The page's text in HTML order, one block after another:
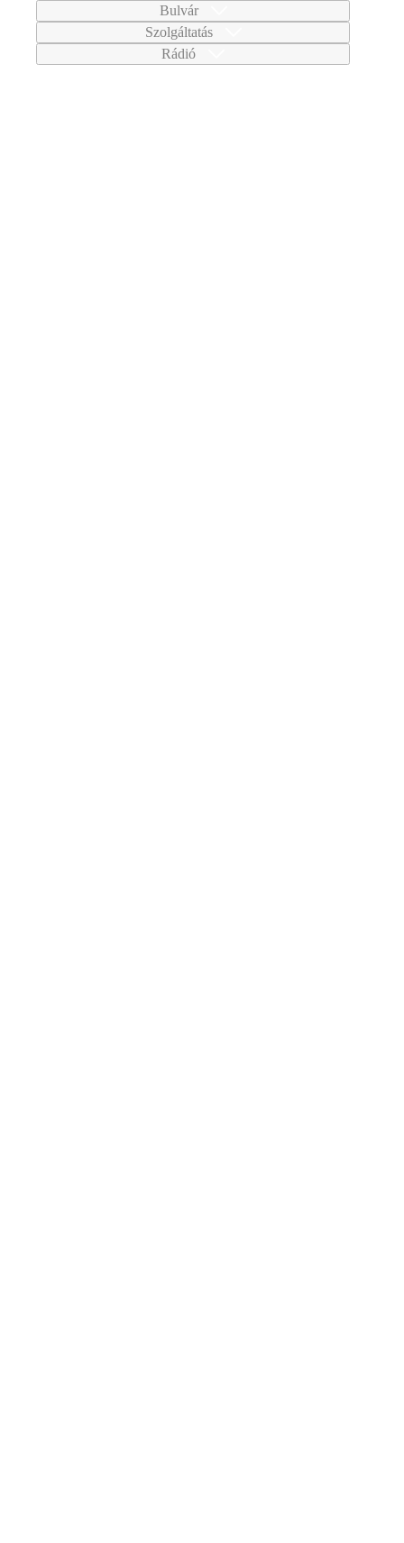
Bulvár
Szolgáltatás
Rádió